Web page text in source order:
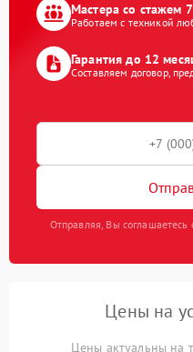
Мастера со стажем
Работаем с техникой
Гарантия до 12
Составляем договор,
Отправляя, Вы
Цены на
Цены актуальны на